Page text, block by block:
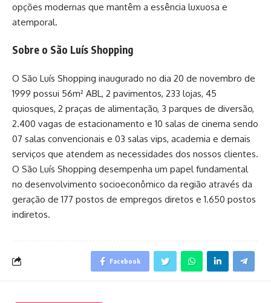
opções modernas que mantêm a essência luxuosa e
atemporal.
Sobre o São Luís Shopping
O São Luís Shopping inaugurado no dia 20 de novembro de
1999 possui 56m² ABL, 2 pavimentos, 233 lojas, 45
quiosques, 2 praças de alimentação, 3 parques de diversão,
2.400 vagas de estacionamento e 10 salas de cinema sendo
07 salas convencionais e 03 salas vips, academia e demais
serviços que atendem as necessidades dos nossos clientes.
O São Luís Shopping desempenha um papel fundamental
no desenvolvimento socioeconômico da região através da
geração de 177 postos de empregos diretos e 1.650 postos
indiretos.
Facebook